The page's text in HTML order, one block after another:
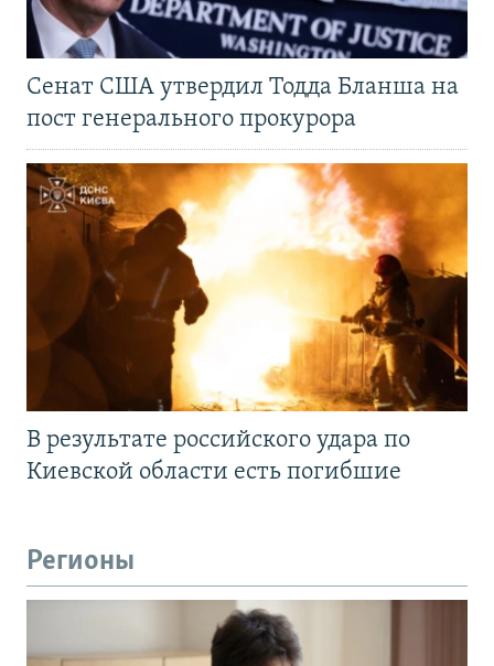
Сенат США утвердил Тодда Бланша на
пост генерального прокурора
В результате российского удара по
Киевской области есть погибшие
Регионы